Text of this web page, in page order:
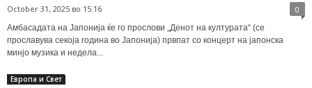
October 31, 2025 во 15:16 0
Амбасадата на Јапонија ќе го прослови „Денот на културата“ (се
прославува секоја година во Јапонија) првпат со концерт на јапонска
минјо музика и недела...
Европа и Свет